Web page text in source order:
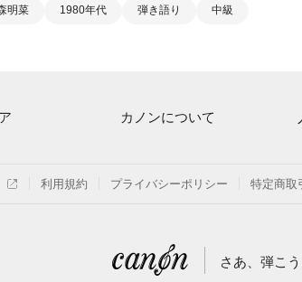
明菜 1980年代 弾き語り 中級
カノンについて
月額プラン
よくあるご質問
利用規約 プライバシーポリシー 特定商取
さあ、弾こう